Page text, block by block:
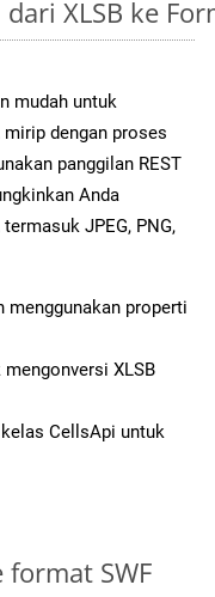
XLSB ke
mudah untuk
dengan proses
panggilan REST
Anda
JPEG, PNG,
menggunakan properti
mengonversi XLSB
CellsApi untuk
SWF